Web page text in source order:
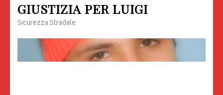
GIUSTIZIA PER LUIGI
Sicurezza Stradale